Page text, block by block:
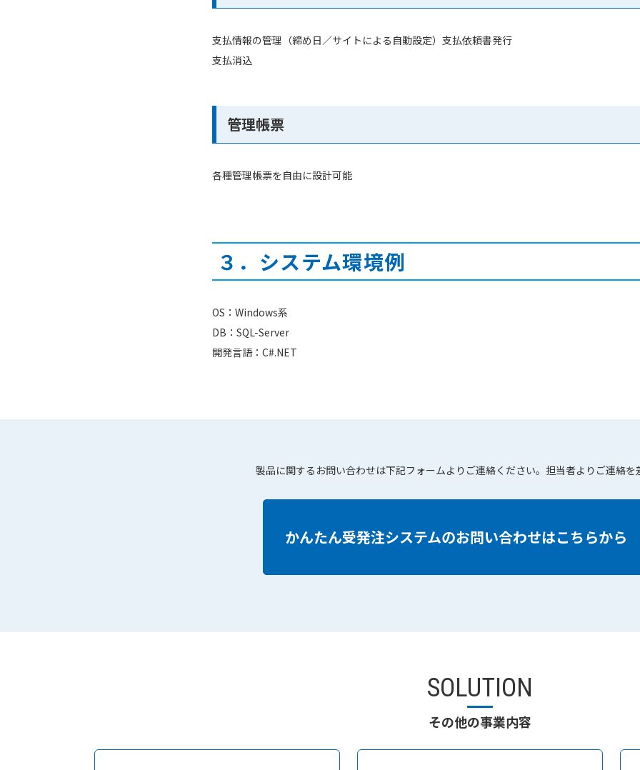
支払情報の管理（締め日／サイトによる自動設定）支払依頼書発行
支払消込
管理帳票
各種管理帳票を自由に設計可能
３．システム環境例
OS：Windows系
DB：SQL-Server
開発言語：C#.NET
製品に関するお問い合わせは下記フォームよりご連絡ください。担当者よりご連絡を
かんたん受発注システムのお問い合わせはこちらから
SOLUTION
その他の事業内容